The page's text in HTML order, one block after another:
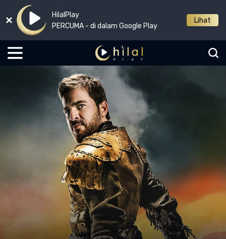
HilalPlay
PERCUMA - di dalam Google Play
Lihat